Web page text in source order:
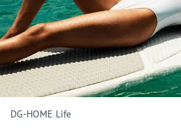
DG-HOME Life